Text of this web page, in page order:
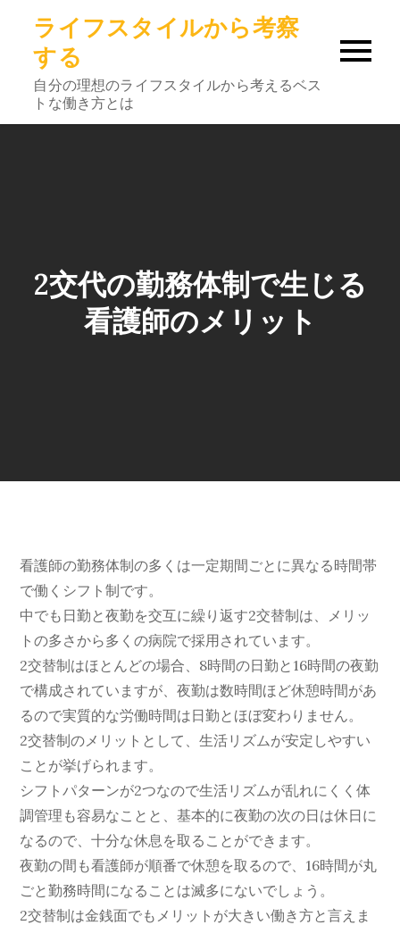
content
ライフスタイルから考察
する
自分の理想のライフスタイルから考えるベス
トな働き方とは
2交代の勤務体制で生じる
看護師のメリット
看護師の勤務体制の多くは一定期間ごとに異なる時間帯
で働くシフト制です。
中でも日勤と夜勤を交互に繰り返す2交替制は、メリッ
トの多さから多くの病院で採用されています。
2交替制はほとんどの場合、8時間の日勤と16時間の夜勤
で構成されていますが、夜勤は数時間ほど休憩時間があ
るので実質的な労働時間は日勤とほぼ変わりません。
2交替制のメリットとして、生活リズムが安定しやすい
ことが挙げられます。
シフトパターンが2つなので生活リズムが乱れにくく体
調管理も容易なことと、基本的に夜勤の次の日は休日に
なるので、十分な休息を取ることができます。
夜勤の間も看護師が順番で休憩を取るので、16時間が丸
ごと勤務時間になることは滅多にないでしょう。
2交替制は金銭面でもメリットが大きい働き方と言えま